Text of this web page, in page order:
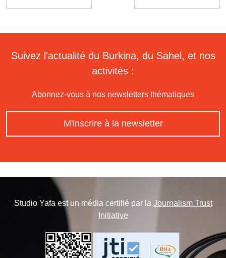
Suivez l'actualité du Burkina, du Sahel, et nos
activités :
Abonnez-vous à nos newsletters thématiques
M'inscrire à la newsletter
Studio Yafa est un média certifié par la Journalism Trust
Initiative